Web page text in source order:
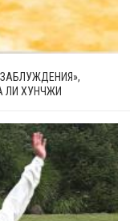
ЛИ ХУНЧЖИ